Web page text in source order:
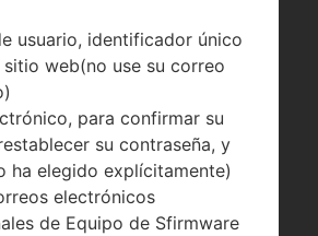
usuario, identificador único
web(no use su correo
para confirmar su
su contraseña, y
ha elegido explícitamente)
electrónicos
de Equipo de Sfirmware